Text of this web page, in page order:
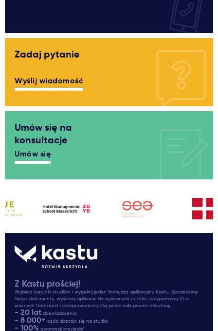
Zadaj pytanie
Wyślij wiadomość
Umów się na
konsultacje
Umów się
Z Kastu prościej!
Wybierz kierunki studiów i wypełnij jeden formularz aplikacyjny Kastu. Sprawdzimy
Twoje dokumenty, wyślemy aplikacje do wybranych uczelni, przypomnimy Ci o
ważnych terminach i przeprowadzimy Cię przez cały proces rekrutacji.
- 20 lat doświadczenia
- 8 000+ osób dostało się na studia
- 100% gwarancji przyjęcia*